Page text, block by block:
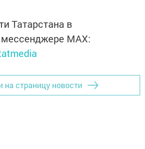
Татарстана в
MАХ:
на страницу новости